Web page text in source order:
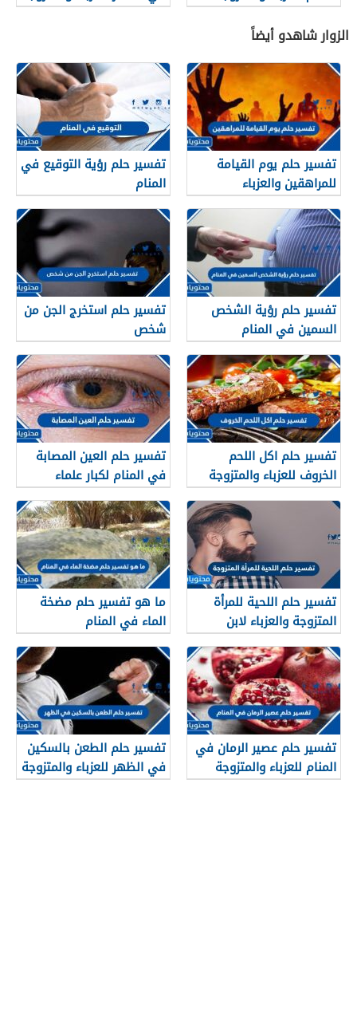
والحامل وللرجل
والحامل
الزوار شاهدو أيضاً
تفسير حلم يوم القيامة
للمراهقين والعزباء
والمتزوجة
تفسير حلم رؤية التوقيع في
المنام
تفسير حلم رؤية الشخص
السمين في المنام
تفسير حلم استخرج الجن من
شخص
تفسير حلم اكل اللحم
الخروف للعزباء والمتزوجة
والحامل وللرجل
تفسير حلم العين المصابة
في المنام لكبار علماء
تفسير الأحلام والمنامات
تفسير حلم اللحية للمرأة
المتزوجة والعزباء لابن
سيرين وابن شاهين
ما هو تفسير حلم مضخة
الماء في المنام
تفسير حلم عصير الرمان في
المنام للعزباء والمتزوجة
والحامل وللرجل
تفسير حلم الطعن بالسكين
في الظهر للعزباء والمتزوجة
والحامل